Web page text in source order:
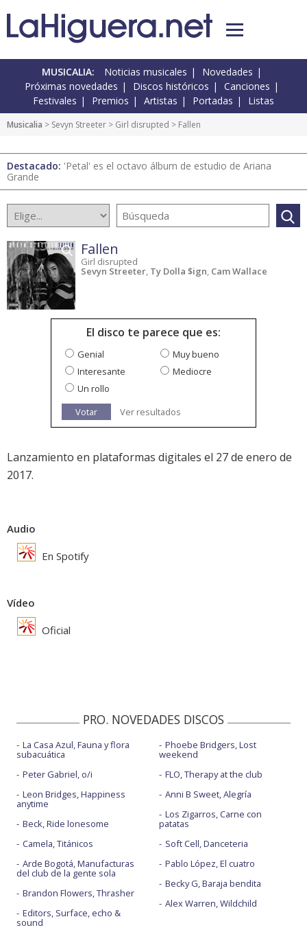
MUSICALIA: Noticias musicales
Novedades
Próximas novedades
Discos históricos
Canciones
Festivales
Premios Artistas Portadas Listas
Musicalia > Sevyn Streeter > Girl disrupted > Fallen
Destacado: 'Petal' es el octavo álbum de estudio de Ariana
Grande
Fallen
Girl disrupted
Sevyn Streeter, Ty Dolla $ign, Cam Wallace
El disco te parece que es:
Genial
Muy bueno
Interesante
Mediocre
Un rollo
Votar
Ver resultados
Lanzamiento en plataformas digitales el 27 de enero de
2017.
Audio
En Spotify
Vídeo
Oficial
PRO. NOVEDADES DISCOS
La Casa Azul, Fauna y flora
subacuática
Peter Gabriel, o/i
Leon Bridges, Happiness
anytime
Beck, Ride lonesome
Camela, Titánicos
Arde Bogotá, Manufacturas
del club de la gente sola
Brandon Flowers, Thrasher
Editors, Surface, echo &
sound
Phoebe Bridgers, Lost
weekend
FLO, Therapy at the club
Anni B Sweet, Alegría
Los Zigarros, Carne con
patatas
Soft Cell, Danceteria
Pablo López, El cuatro
Becky G, Baraja bendita
Alex Warren, Wildchild